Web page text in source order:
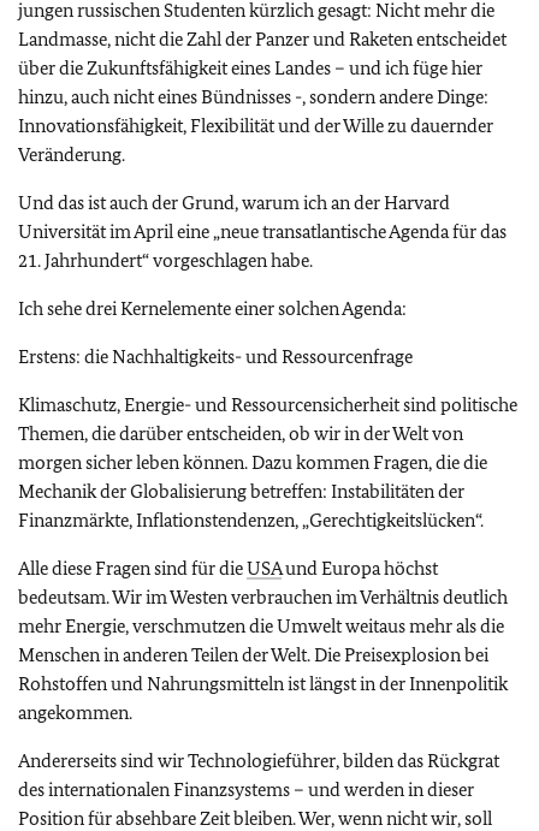
jungen russischen Studenten kürzlich gesagt: Nicht mehr die
Landmasse, nicht die Zahl der Panzer und Raketen entscheidet
über die Zukunftsfähigkeit eines Landes – und ich füge hier
hinzu, auch nicht eines Bündnisses -, sondern andere Dinge:
Innovationsfähigkeit, Flexibilität und der Wille zu dauernder
Veränderung.
Und das ist auch der Grund, warum ich an der Harvard
Universität im April eine „neue transatlantische Agenda für das
21. Jahrhundert“ vorgeschlagen habe.
Ich sehe drei Kernelemente einer solchen Agenda:
Erstens: die Nachhaltigkeits- und Ressourcenfrage
Klimaschutz, Energie- und Ressourcensicherheit sind politische
Themen, die darüber entscheiden, ob wir in der Welt von
morgen sicher leben können. Dazu kommen Fragen, die die
Mechanik der Globalisierung betreffen: Instabilitäten der
Finanzmärkte, Inflationstendenzen, „Gerechtigkeitslücken“.
Alle diese Fragen sind für dieUSAund Europa höchst
bedeutsam. Wir im Westen verbrauchen im Verhältnis deutlich
mehr Energie, verschmutzen die Umwelt weitaus mehr als die
Menschen in anderen Teilen der Welt. Die Preisexplosion bei
Rohstoffen und Nahrungsmitteln ist längst in der Innenpolitik
angekommen.
Andererseits sind wir Technologieführer, bilden das Rückgrat
des internationalen Finanzsystems – und werden in dieser
Position für absehbare Zeit bleiben. Wer, wenn nicht wir, soll